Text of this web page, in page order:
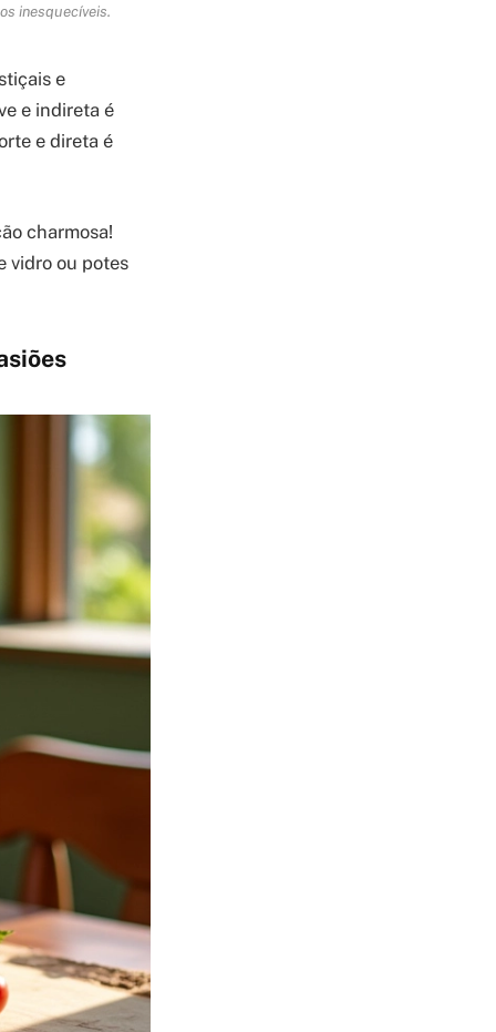
inesquecíveis.
e
e indireta é
e direta é
charmosa!
vidro ou potes